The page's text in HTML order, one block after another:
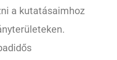
a kutatásaimhoz